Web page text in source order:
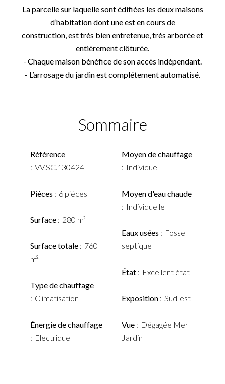
La parcelle sur laquelle sont édifiées les deux maisons
d’habitation dont une est en cours de
construction, est très bien entretenue, très arborée et
entièrement clôturée.
- Chaque maison bénéfice de son accès indépendant.
- L’arrosage du jardin est complétement automatisé.
Sommaire
Référence
VV.SC.130424
Pièces 6 pièces
Surface 280 m²
Surface totale
760
m²
Type de chauffage
Climatisation
Énergie de chauffage
Electrique
Moyen de chauffage
Individuel
Moyen d'eau chaude
Individuelle
Eaux usées
Fosse
septique
État Excellent état
Exposition Sud-est
Vue
Dégagée Mer
Jardin